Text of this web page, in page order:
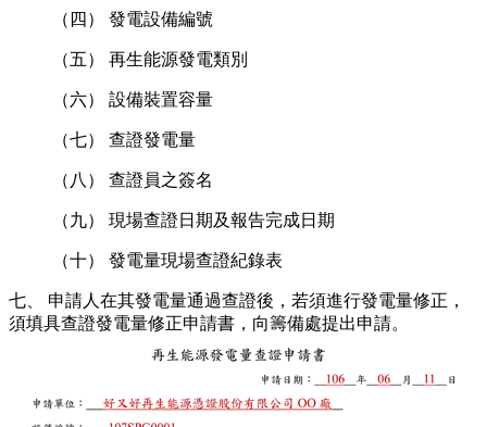
（四） 發電設備編號
（五） 再生能源發電類別
（六） 設備裝置容量
（七） 查證發電量
（八） 查證員之簽名
（九） 現場查證日期及報告完成日期
（十） 發電量現場查證紀錄表
七、 申請人在其發電量通過查證後，若須進行發電量修正，
須填具查證發電量修正申請書，向籌備處提出申請。